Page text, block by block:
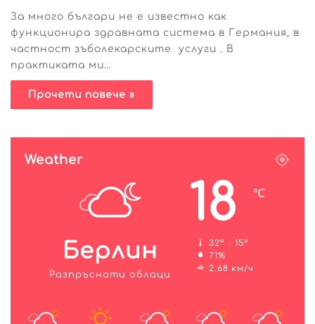
За много българи не е известно как
функционира здравната система в Германия, в
частност зъболекарските услуги . В
практиката ми…
Прочети повече »
Weather
Берлин
Разпръснати облаци
18 ℃
32º - 15º
71%
2.68 км/ч